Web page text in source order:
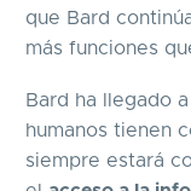
que Bard
más funciones
Bard ha llegado
humanos tienen
siempre estará